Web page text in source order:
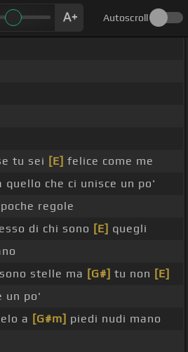
Autoscroll
tu sei [E] felice come me
quello che ci unisce un po'
poche regole
di chi sono [E] quegli
stelle ma [G#] tu non [E]
un po'
a [G#m] piedi nudi mano